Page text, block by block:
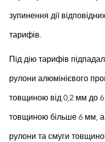
зупинення дії
тарифів.
Під дію тарифів
рулони алюмінієвого
товщиною від 0,2 мм до
товщиною більше 6 мм,
рулони та смуги